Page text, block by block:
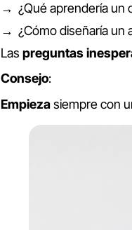
¿Qué aprendería un
¿Cómo diseñaría un
Las preguntas
Consejo:
Empiezasiempre con